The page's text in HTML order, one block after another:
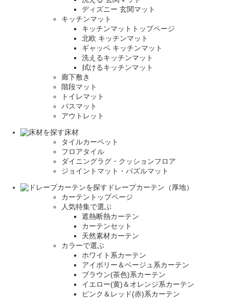
ディズニー 玄関マット
キッチンマット
キッチンマットトップページ
北欧 キッチンマット
ギャッベ キッチンマット
洗えるキッチンマット
拭けるキッチンマット
廊下敷き
階段マット
トイレマット
バスマット
アウトレット
床材
タイルカーペット
フロアタイル
ダイニングラグ・クッションフロア
ジョイントマット・パズルマット
ドレープカーテン（厚地）
カーテントップページ
人気特集で選ぶ
遮熱断熱カーテン
カーテンセット
天然素材カーテン
カラーで選ぶ
ホワイト系カーテン
アイボリー＆ベージュ系カーテン
ブラウン(茶色)系カーテン
イエロー(黄)＆オレンジ系カーテン
ピンク＆レッド(赤)系カーテン